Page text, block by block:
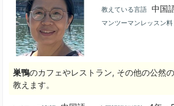
教えている言語 中国
マンツーマンレッスン料
巣鴨のカフェやレストラン, その他の公然
教えます。